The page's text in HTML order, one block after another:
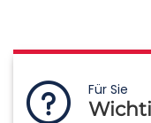
Für Sie